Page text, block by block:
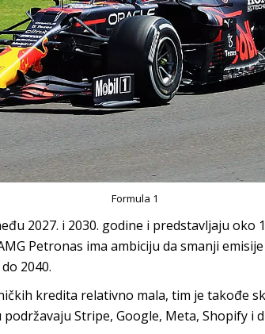
Formula 1
2027. i 2030. godine i predstavljaju oko
Petronas ima ambiciju da smanji
2040.
kredita relativno mala, tim je takođe
Stripe, Google, Meta, Shopify i